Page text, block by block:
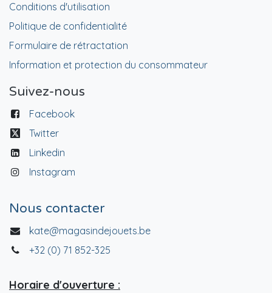
Conditions d'utilisation
Politique de confidentialité
Formulaire de rétractation
Information et protection du consommateur
Suivez-nous
Facebook
Twitter
Linkedin
Instagram
Nous contacter
kate@magasindejouets.be
+32 (0) 71 852-325
Horaire d'ouverture :